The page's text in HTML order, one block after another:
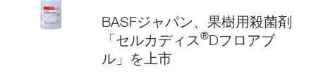
BASFジャパン、果樹用殺菌剤
「セルカディス®Dフロアブ
ル」を上市